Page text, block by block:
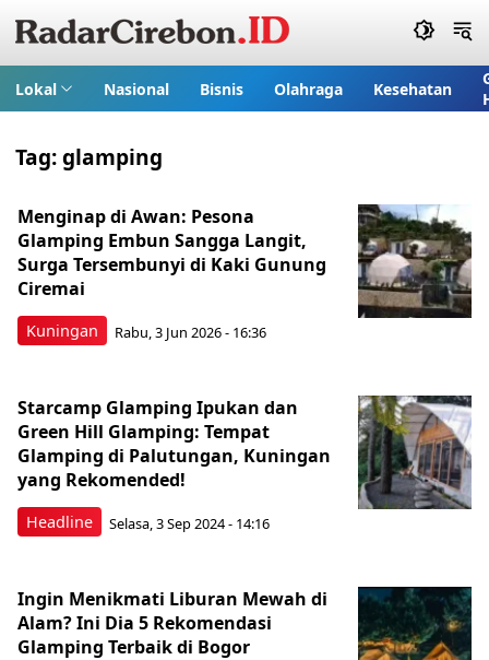
Lokal Nasional Bisnis Olahraga Kesehatan
Tag:glamping
Kuningan
Menginap di Awan: Pesona
Glamping Embun Sangga Langit,
Surga Tersembunyi di Kaki Gunung
Ciremai
Rabu, 3 Jun 2026 - 16:36
Headline
Starcamp Glamping Ipukan dan
Green Hill Glamping: Tempat
Glamping di Palutungan, Kuningan
yang Rekomended!
Selasa, 3 Sep 2024 - 14:16
Ingin Menikmati Liburan Mewah di
Alam? Ini Dia 5 Rekomendasi
Glamping Terbaik di Bogor